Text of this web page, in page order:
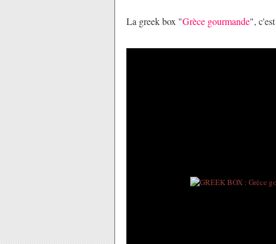
La greek box "Grèce gourmande", c'est